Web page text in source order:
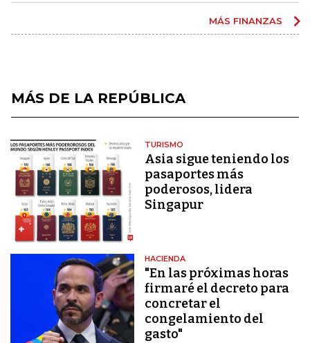
MÁS FINANZAS
MÁS DE LA REPÚBLICA
TURISMO
Asia sigue teniendo los
pasaportes más
poderosos, lidera
Singapur
HACIENDA
"En las próximas horas
firmaré el decreto para
concretar el
congelamiento del
gasto"